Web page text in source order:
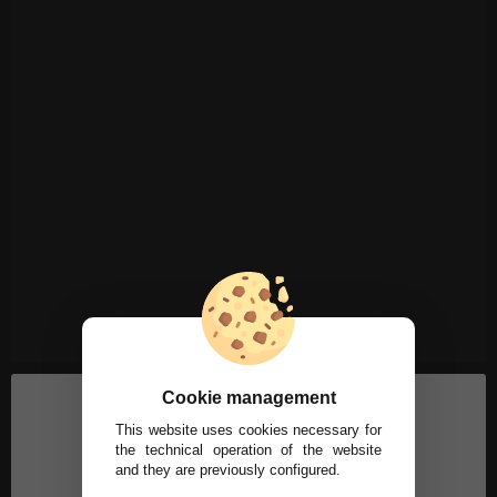
Cookie management
This website uses cookies necessary for
the technical operation of the website
and they are previously configured.